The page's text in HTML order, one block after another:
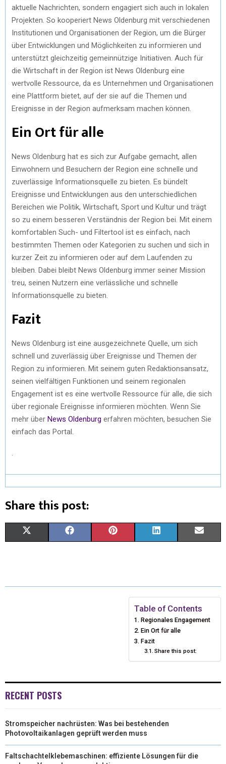
aktuelle Nachrichten, sondern engagiert sich auch in lokalen
Projekten. So kooperiert News Oldenburg mit verschiedenen
Institutionen und Organisationen der Region, um die Bürger
über Entwicklungen und Möglichkeiten zu informieren und
unterstützt gleichzeitig gemeinnützige Initiativen. Auch für
die Wirtschaft in der Region ist News Oldenburg eine
wertvolle Ressource, da es Unternehmen und Organisationen
eine Plattform bietet, auf der sie auf die Themen und
Ereignisse in der Region aufmerksam machen können.
Ein Ort für alle
News Oldenburg hat es sich zur Aufgabe gemacht, allen
Einwohnern und Besuchern der Region eine schnelle und
zuverlässige Informationsquelle zu bieten. Es bündelt
Ereignisse und Entwicklungen aus den unterschiedlichen
Bereichen wie Politik, Wirtschaft, Sport und Kultur und trägt
so zu einem besseren Verständnis der Region bei. Mit einem
komfortablen Such- und Filtertool ist es einfach, nach
bestimmten Themen oder Kategorien zu suchen und sich in
kurzer Zeit zu informieren oder auf dem Laufenden zu
bleiben. Dabei bleibt News Oldenburg immer seiner Mission
treu, seinen Nutzern eine verlässliche und schnelle
Informationsquelle zu bieten.
Fazit
News Oldenburg ist eine ausgezeichnete Quelle, um sich
schnell und zuverlässig über Ereignisse und Themen der
Region zu informieren. Mit seinem guten Redaktionsansatz,
seinen vielfältigen Funktionen und seinem regionalen
Engagement ist es eine wertvolle Ressource für alle, die sich
über regionale Ereignisse informieren möchten. Wenn Sie
mehr über News Oldenburg erfahren möchten, besuchen Sie
einfach das Portal.
Share this post:
W E T K
E
D
N
I
Table of Contents
Regionales Engagement
Ein Ort für alle
Fazit
Share this post:
RECENT POSTS
Stromspeicher nachrüsten: Was bei bestehenden
Photovoltaikanlagen geprüft werden muss
Faltschachtelklebemaschinen: effiziente Lösungen für die